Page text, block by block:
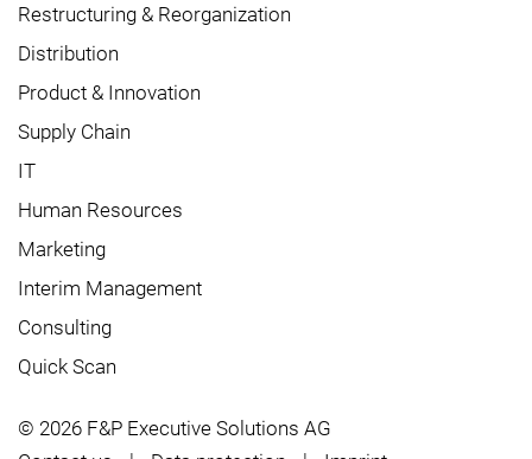
Restructuring & Reorganization
Distribution
Product & Innovation
Supply Chain
IT
Human Resources
Marketing
Interim Management
Consulting
Quick Scan
© 2026 F&P Executive Solutions AG